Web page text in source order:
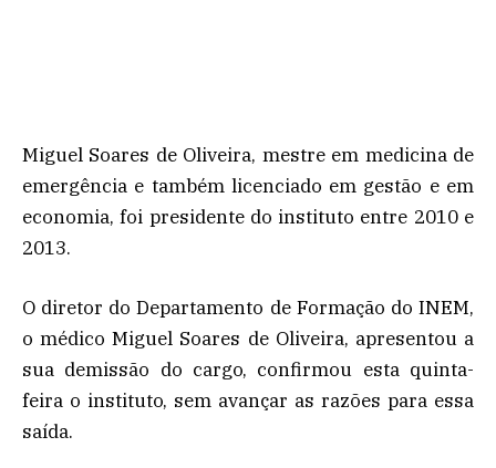
Miguel Soares de Oliveira, mestre em medicina de
emergência e também licenciado em gestão e em
economia, foi presidente do instituto entre 2010 e
2013.
O diretor do Departamento de Formação do INEM,
o médico Miguel Soares de Oliveira, apresentou a
sua demissão do cargo, confirmou esta quinta-
feira o instituto, sem avançar as razões para essa
saída.